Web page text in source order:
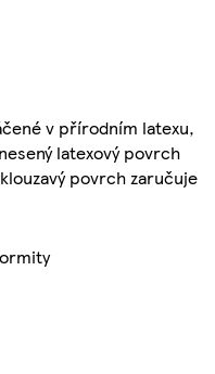
v přírodním latexu,
latexový povrch
povrch zaručuje